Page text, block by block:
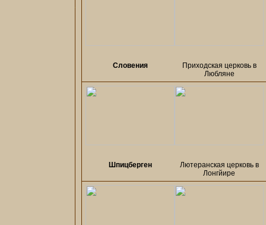
Словения
Приходская церковь в
Любляне
Шпицберген
Лютеранская церковь в
Лонгйире